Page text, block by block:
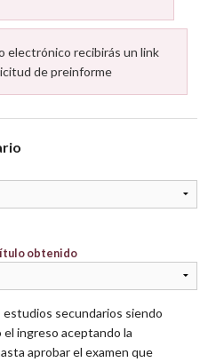
electrónico recibirás un link
de preinforme
obtenido
estudios secundarios siendo
ingreso aceptando la
aprobar el examen que